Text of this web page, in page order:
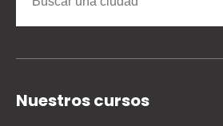
Nuestros cursos